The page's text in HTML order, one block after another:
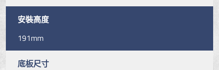
安裝高度
191mm
底板尺寸